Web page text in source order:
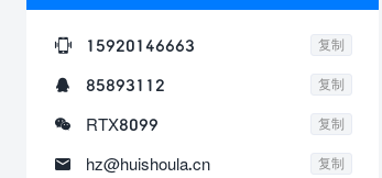
 15920146663 复制
 85893112 复制
 RTX8099 复制
 hz@huishoula.cn 复制